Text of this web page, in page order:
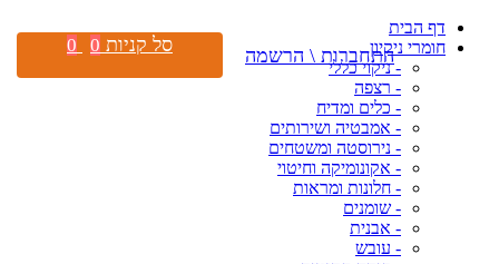
דף הבית
חומרי ניקיון
- ניקוי כללי
- רצפה
- כלים ומדיח
- אמבטיה ושירותים
- נירוסטה ומשטחים
- אקונומיקה וחיטוי
- חלונות ומראות
- שומנים
- אבנית
- עובש
התחברות \ הרשמה סל קניות 0
0